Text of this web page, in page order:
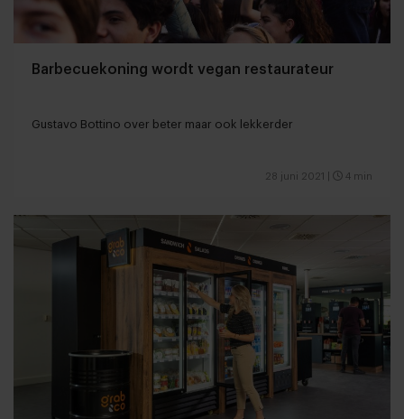
Barbecuekoning wordt vegan restaurateur
Gustavo Bottino over beter maar ook lekkerder
28 juni 2021 4 min